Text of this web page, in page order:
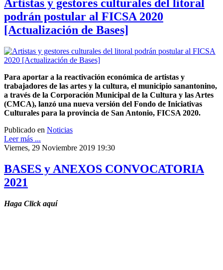
Artistas y gestores culturales del litoral
podrán postular al FICSA 2020
[Actualización de Bases]
Para aportar a la reactivación económica de artistas y
trabajadores de las artes y la cultura, el municipio sanantonino,
a través de la Corporación Municipal de la Cultura y las Artes
(CMCA), lanzó una nueva versión del Fondo de Iniciativas
Culturales para la provincia de San Antonio, FICSA 2020.
Publicado en Noticias
Leer más ...
Viernes, 29 Noviembre 2019 19:30
BASES y ANEXOS CONVOCATORIA
2021
Haga Click aquí